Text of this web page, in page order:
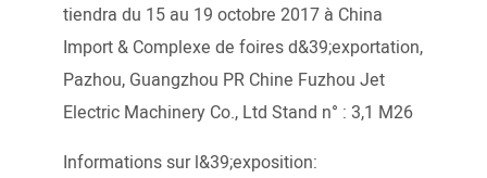
tiendra du 15 au 19 octobre 2017 à China
Import & Complexe de foires d&39;exportation,
Pazhou, Guangzhou PR Chine Fuzhou Jet
Electric Machinery Co., Ltd Stand n° : 3,1 M26
Informations sur l&39;exposition: